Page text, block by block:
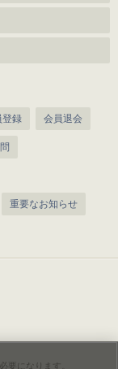
登録 会員退会
重要なお知らせ
要になります。